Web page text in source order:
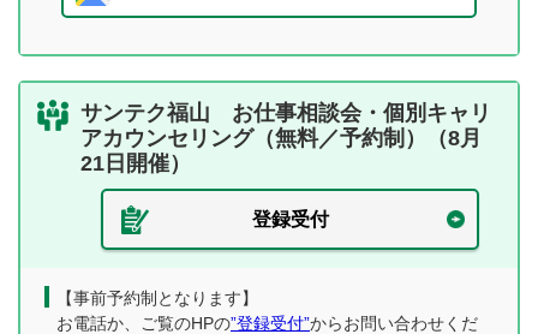
サンテク福山 お仕事相談会・個別キャリ
アカウンセリング（無料／予約制）（8月
21日開催）
登録受付
【事前予約制となります】
お電話か、ご覧のHPの”登録受付”からお問い合わせくだ